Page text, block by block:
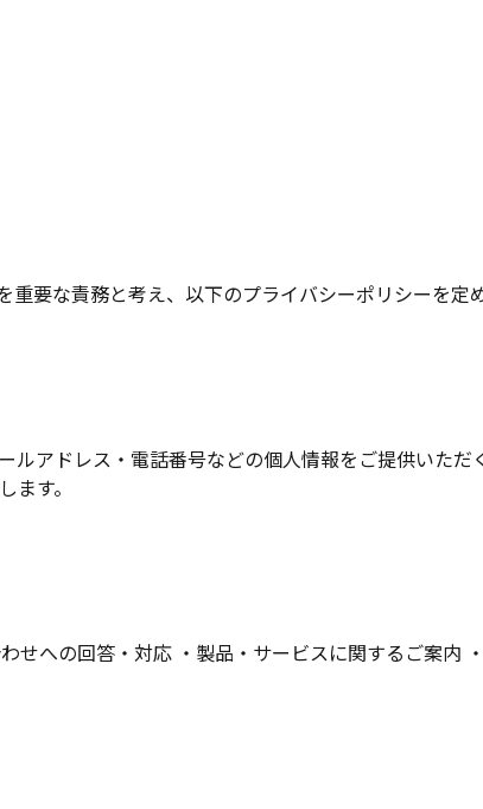
要な責務と考え、以下のプライバシーポリシーを定
アドレス・電話番号などの個人情報をご提供いた
す。
せへの回答・対応 ・製品・サービスに関するご案内